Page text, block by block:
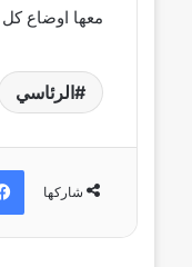
معها اوضاع كل
الرئاسي
شاركها